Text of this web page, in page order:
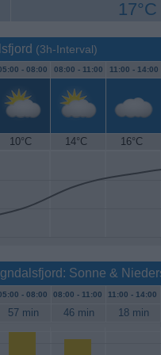
17°C
(3h-Interval)
- 08:00 08:00 - 11:00 11:00 - 14:00
10°C 14°C 16°C
Sonne &
- 08:00 08:00 - 11:00 11:00 - 14:00
57 min 46 min 18 min